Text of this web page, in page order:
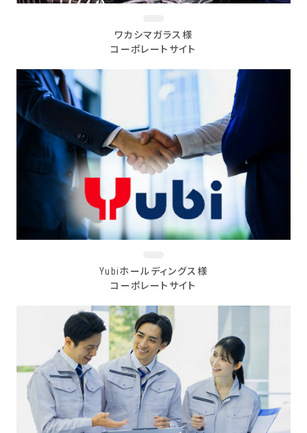
ワカシマガラス様
コーポレートサイト
Yubiホールディングス様
コーポレートサイト